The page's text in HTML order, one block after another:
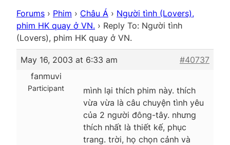
Forums › Phim › Châu Á › Người tình (Lovers),
phim HK quay ở VN. › Reply To: Người tình
(Lovers), phim HK quay ở VN.
May 16, 2003 at 6:33 am
#40737
fanmuvi
Participant
mình lại thích phim này. thích
vừa vừa là câu chuyện tình yêu
của 2 người đông-tây. nhưng
thích nhất là thiết kế, phục
trang. trời, họ chọn cảnh và